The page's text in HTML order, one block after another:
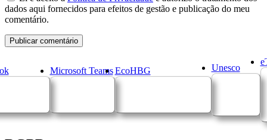
dados aqui fornecidos para efeitos de gestão e publicação do meu
comentário.
Microsoft Teams EcoHBG Unesco